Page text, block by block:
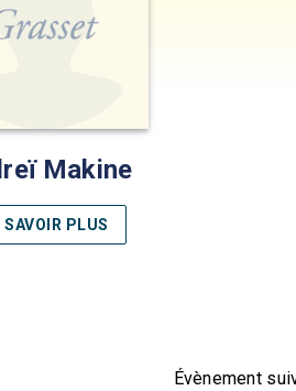
Makine
SAVOIR PLUS
Évènement